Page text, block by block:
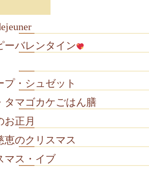
ーバレンタイン
プ・シュゼット
タマゴカケごはん膳
お正月
恵のクリスマス
マス・イブ